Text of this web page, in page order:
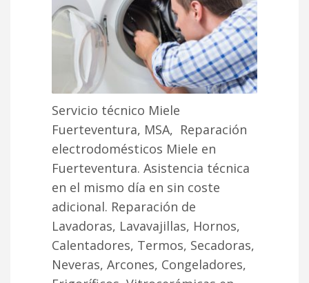
Servicio técnico Miele
Fuerteventura, MSA, Reparación
electrodomésticos Miele en
Fuerteventura. Asistencia técnica
en el mismo día en sin coste
adicional. Reparación de
Lavadoras, Lavavajillas, Hornos,
Calentadores, Termos, Secadoras,
Neveras, Arcones, Congeladores,